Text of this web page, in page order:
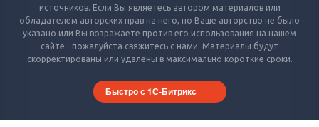
источников. Если Вы являетесь автором материалов или
обладателем авторских прав на него, но Ваше авторство не было
указано или Вы возражаете против его использования на нашем
сайте - пожалуйста свяжитесь с нами. Материалы будут
скорректированы или удалены в максимально короткие сроки.
Быстро с 1С-Битрикс